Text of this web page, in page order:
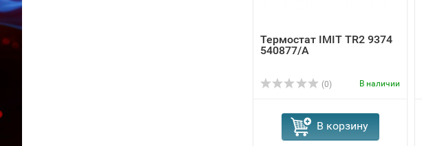
Термостат IMIT TR2 9374
540877/A
(0) В наличии
В корзину